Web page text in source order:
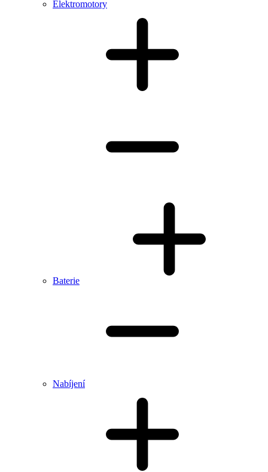
Elektromotory
Baterie
Nabíjení